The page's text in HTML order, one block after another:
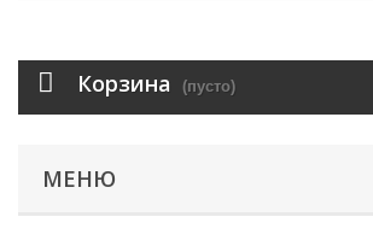
Корзина (пусто)
МЕНЮ